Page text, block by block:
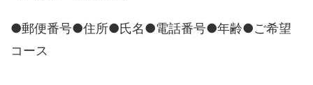
●郵便番号●住所●氏名●電話番号●年齢●ご希望
コース